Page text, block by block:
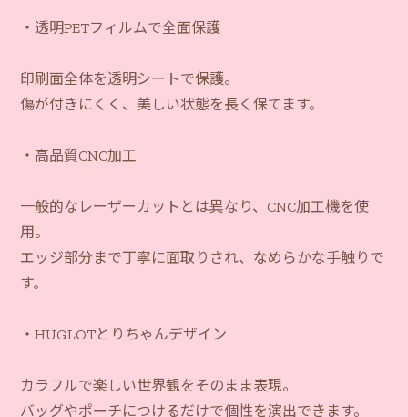
・透明PETフィルムで全面保護
印刷面全体を透明シートで保護。
傷が付きにくく、美しい状態を長く保てます。
・高品質CNC加工
一般的なレーザーカットとは異なり、CNC加工機を使
用。
エッジ部分まで丁寧に面取りされ、なめらかな手触りで
す。
・HUGLOTとりちゃんデザイン
カラフルで楽しい世界観をそのまま表現。
バッグやポーチにつけるだけで個性を演出できます。